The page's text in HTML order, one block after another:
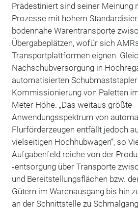
Prädestiniert sind seiner Meinung
Prozesse mit hohem
bodennahe Warentransporte
Übergabeplätzen, wofür sich
Transportplattformen eignen.
Nachschubversorgung in
automatisierten
Kommissionierung von Paletten
Meter Höhe. „Das weitaus größte
Anwendungsspektrum von
Flurförderzeugen entfällt jedoch
vielseitigen Hochhubwagen“, so
Aufgabenfeld reiche von der
‑entsorgung über Transporte
und Bereitstellungsflächen bzw.
Gütern im Warenausgang bis hin
an der Schnittstelle zu